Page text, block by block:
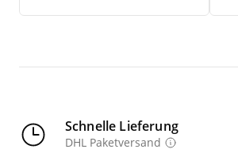
Schnelle Lieferung
DHL Paketversand